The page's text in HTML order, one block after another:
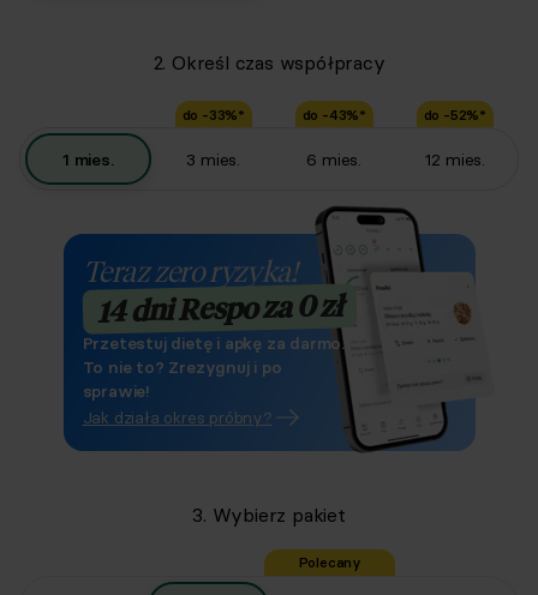
2. Określ czas współpracy
1 mies. 3 mies.
do -33%*
6 mies.
do -43%*
12 mies.
do -52%*
Teraz zero ryzyka!
14 dni Respo za 0 zł
Przetestuj dietę i apkę za darmo.
To nie to? Zrezygnuj i po
sprawie!
Jak działa okres próbny?
3. Wybierz pakiet
Polecany